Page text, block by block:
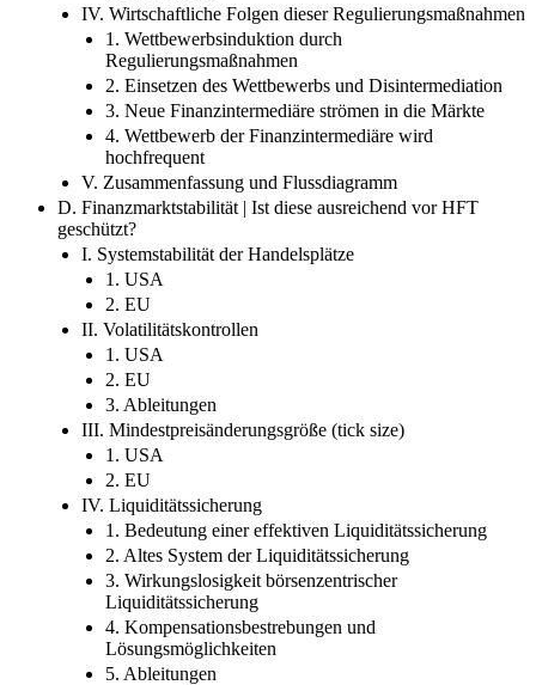
IV. Wirtschaftliche Folgen dieser Regulierungsmaßnahmen
1. Wettbewerbsinduktion durch
Regulierungsmaßnahmen
2. Einsetzen des Wettbewerbs und Disintermediation
3. Neue Finanzintermediäre strömen in die Märkte
4. Wettbewerb der Finanzintermediäre wird
hochfrequent
V. Zusammenfassung und Flussdiagramm
D. Finanzmarktstabilität | Ist diese ausreichend vor HFT
geschützt?
I. Systemstabilität der Handelsplätze
1. USA
2. EU
II. Volatilitätskontrollen
1. USA
2. EU
3. Ableitungen
III. Mindestpreisänderungsgröße (tick size)
1. USA
2. EU
IV. Liquiditätssicherung
1. Bedeutung einer effektiven Liquiditätssicherung
2. Altes System der Liquiditätssicherung
3. Wirkungslosigkeit börsenzentrischer
Liquiditätssicherung
4. Kompensationsbestrebungen und
Lösungsmöglichkeiten
5. Ableitungen